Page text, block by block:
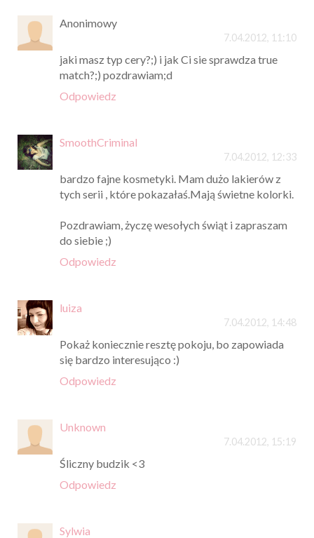
Anonimowy
7.04.2012, 11:10
jaki masz typ cery?;) i jak Ci sie sprawdza true
match?;) pozdrawiam;d
Odpowiedz
SmoothCriminal
7.04.2012, 12:33
bardzo fajne kosmetyki. Mam dużo lakierów z
tych serii , które pokazałaś.Mają świetne kolorki.
Pozdrawiam, życzę wesołych świąt i zapraszam
do siebie ;)
Odpowiedz
luiza
7.04.2012, 14:48
Pokaż koniecznie resztę pokoju, bo zapowiada
się bardzo interesująco :)
Odpowiedz
Unknown
7.04.2012, 15:19
Śliczny budzik <3
Odpowiedz
Sylwia